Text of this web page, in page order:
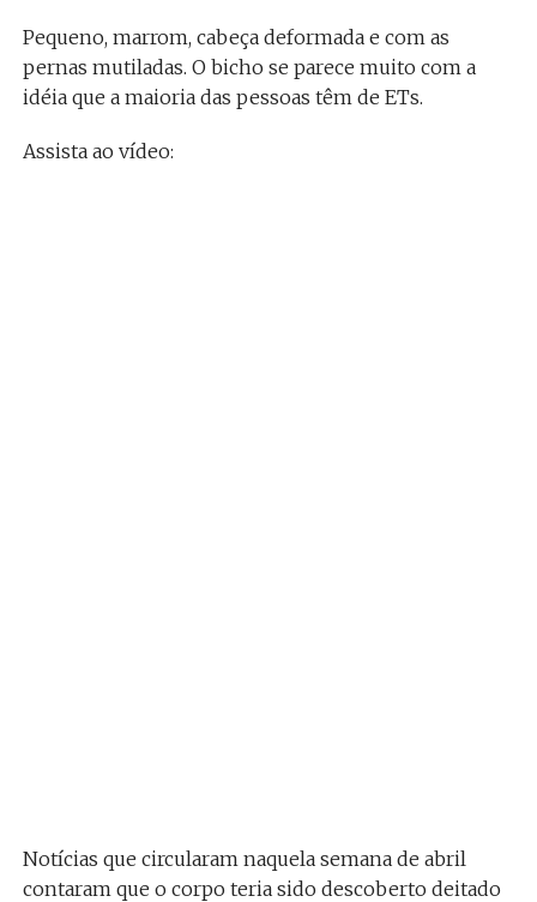
Pequeno, marrom, cabeça deformada e com as
pernas mutiladas. O bicho se parece muito com a
idéia que a maioria das pessoas têm de ETs.
Assista ao vídeo:
Notícias que circularam naquela semana de abril
contaram que o corpo teria sido descoberto deitado